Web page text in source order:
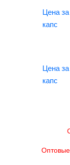
Цена
капс
Цена
капс